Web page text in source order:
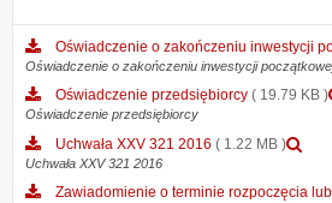
Oświadczenie o zakończeniu inwestycji
Oświadczenie o zakończeniu inwestycji
Oświadczenie przedsiębiorcy ( 19.79 KB )
Oświadczenie przedsiębiorcy
Uchwała XXV 321 2016 ( 1.22 MB )
Uchwała XXV 321 2016
Zawiadomienie o terminie rozpoczęcia